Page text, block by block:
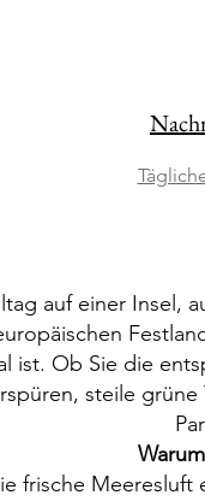
auf einer Insel,
ist. Ob Sie die
steile
frische Meeresluft